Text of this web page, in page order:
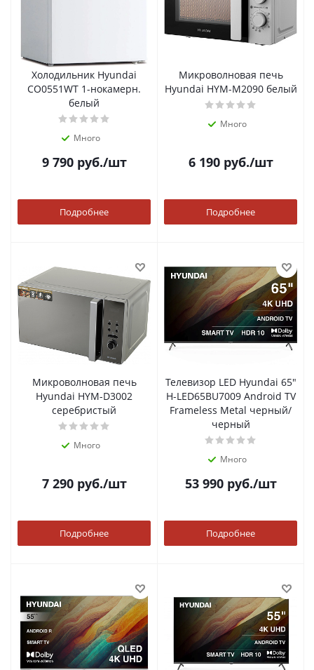
Холодильник Hyundai
CO0551WT 1-нокамерн.
белый
Много
9 790руб./шт
Подробнее
Микроволновая печь
Hyundai HYM-M2090 белый
Много
6 190руб./шт
Подробнее
Микроволновая печь
Hyundai HYM-D3002
серебристый
Много
7 290руб./шт
Подробнее
Телевизор LED Hyundai 65"
H-LED65BU7009 Android TV
Frameless Metal черный/
черный
Много
53 990руб./шт
Подробнее